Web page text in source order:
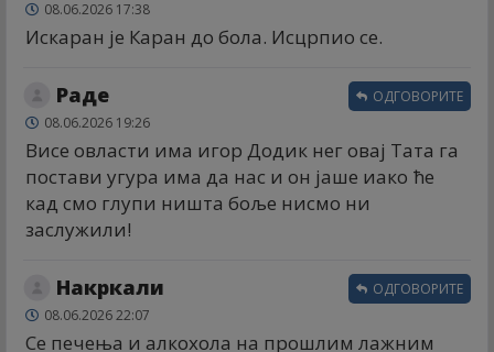
08.06.2026 17:38
Искаран је Каран до бола. Исцрпио се.
Раде
08.06.2026 19:26
Висе овласти има игор Додик нег овај Тата га
постави угура има да нас и он јаше иако ће
кад смо глупи ништа боље нисмо ни
заслужили!
ОДГОВОРИТЕ
Накркали
08.06.2026 22:07
Се печења и алкохола на прошлим лажним
ОДГОВОРИТЕ